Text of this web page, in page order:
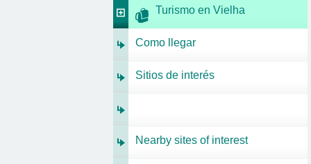
Turismo en Vielha
Como llegar
Sitios de interés
Nearby sites of interest